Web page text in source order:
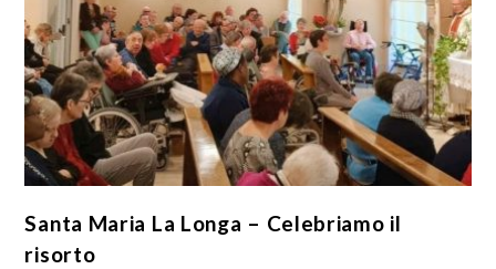
Santa Maria La Longa – Celebriamo il
risorto